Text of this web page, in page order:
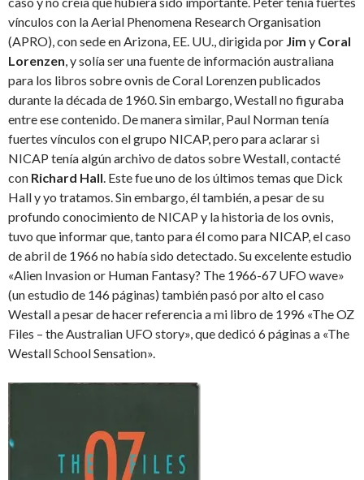
vínculos con la Aerial Phenomena Research Organisation
(APRO), con sede en Arizona, EE. UU., dirigida por Jim y Coral
Lorenzen, y solía ser una fuente de información australiana
para los libros sobre ovnis de Coral Lorenzen publicados
durante la década de 1960. Sin embargo, Westall no figuraba
entre ese contenido. De manera similar, Paul Norman tenía
fuertes vínculos con el grupo NICAP, pero para aclarar si
NICAP tenía algún archivo de datos sobre Westall, contacté
con Richard Hall. Este fue uno de los últimos temas que Dick
Hall y yo tratamos. Sin embargo, él también, a pesar de su
profundo conocimiento de NICAP y la historia de los ovnis,
tuvo que informar que, tanto para él como para NICAP, el caso
de abril de 1966 no había sido detectado. Su excelente estudio
«Alien Invasion or Human Fantasy? The 1966-67 UFO wave»
(un estudio de 146 páginas) también pasó por alto el caso
Westall a pesar de hacer referencia a mi libro de 1996 «The OZ
Files – the Australian UFO story», que dedicó 6 páginas a «The
Westall School Sensation».